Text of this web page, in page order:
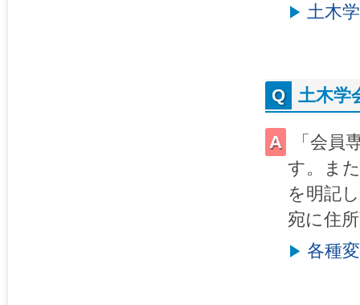
土木
土木学
「会
す。ま
を明記
宛に住
各種